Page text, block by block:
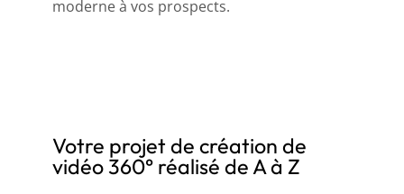
moderne à vos prospects.
Votre projet de création de
vidéo 360° réalisé de A à Z